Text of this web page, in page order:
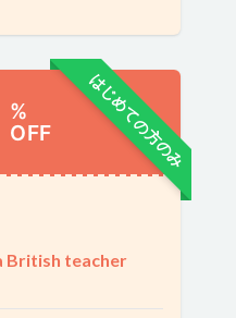
はじめての方のみ
%
OFF
British teacher